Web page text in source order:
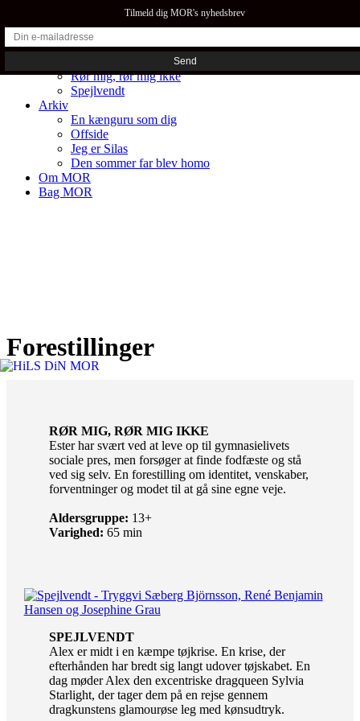
Rør mig, rør mig ikke
Spejlvendt
Arkiv
En kænguru som dig
Offside
Jeg er Silas
Den sommer far blev homo
Om MOR
Bag MOR
Forestillinger
RØR MIG, RØR MIG IKKE
Ester har svært ved at leve op til gymnasielivets
sociale pres, men forsøger at finde fodfæste og stå
ved sig selv. En forestilling om identitet, venskaber,
forventninger og modet til at gå sine egne veje.
Aldersgruppe: 13+
Varighed: 65 min
SPEJLVENDT
Alex er midt i en kæmpe tøjkrise. En krise, der
efterhånden har bredt sig langt udover tøjskabet. En
dag møder Alex den excentriske dragqueen Sylvia
Starlight, der tager dem på en rejse gennem
dragkunstens glamourøse leg med kønsudtryk.
Tilmeld dig MOR's nyhedsbrev